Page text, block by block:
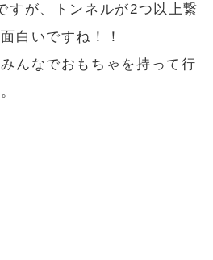
すが、トンネルが2つ以上繋
白いですね！！
んなでおもちゃを持って行